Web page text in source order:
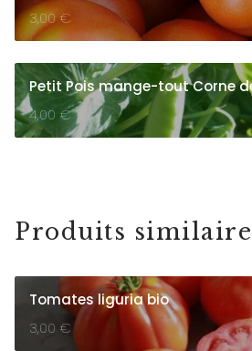
3,00€
Petit Pois mange-tout Corne
4,00 €
Produits
Tomates liguria bio
3,00 €